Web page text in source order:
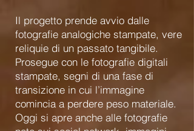
Il progetto prende avvio dalle
fotografie analogiche stampate, vere
reliquie di un passato tangibile.
Prosegue con le fotografie digitali
stampate, segni di una fase di
transizione in cui l’immagine
comincia a perdere peso materiale.
Oggi si apre anche alle fotografie